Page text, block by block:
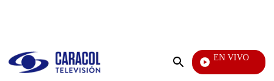
Enviar
EN VIVO